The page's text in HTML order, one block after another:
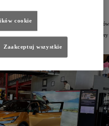
w całej Polsce do 25 listopada. Podczas pokazów
Premiere Edition z pełnią możliwości
obejrzeć nowe wzory felg oraz efektowne lakiery
się 18 wydarzeń w różnych częściach
odwiedzających.
cookie
Zaakceptuj wszystkie